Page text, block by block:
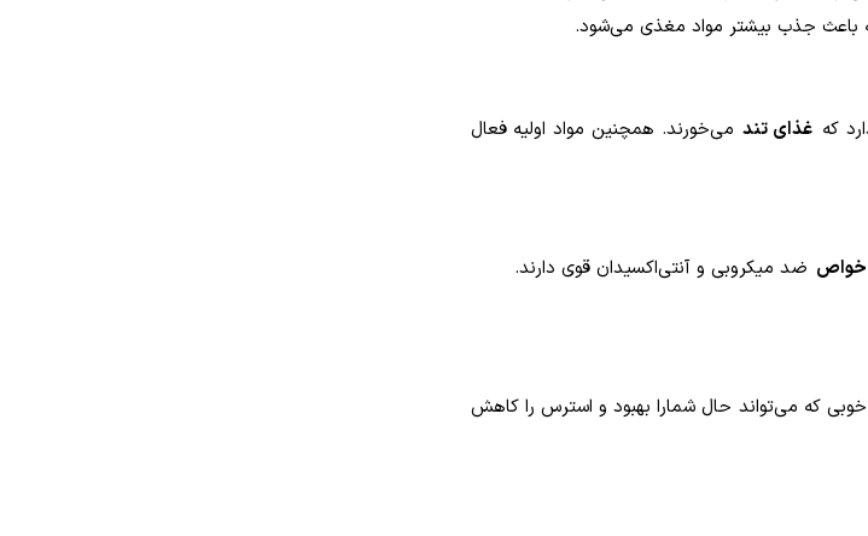
باعث جذب بیشتر مواد مغذی می‌شود.
که غذای تند می‌خورند. همچنین مواد اولیه فعال
خواص ضد میکروبی و آنتی‌اکسیدان قوی دارند.
که می‌تواند حال شمارا بهبود و استرس را کاهش